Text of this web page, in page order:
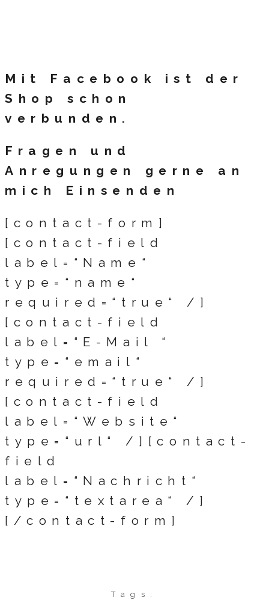
Mit Facebook ist der
Shop schon
verbunden.
Fragen und
Anregungen gerne an
mich Einsenden
[contact-form]
[contact-field
label=“Name“
type=“name“
required=“true“ /]
[contact-field
label=“E-Mail “
type=“email“
required=“true“ /]
[contact-field
label=“Website“
type=“url“ /][contact-
field
label=“Nachricht“
type=“textarea“ /]
[/contact-form]
Tags: